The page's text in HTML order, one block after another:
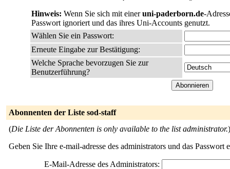
Hinweis: Wenn Sie sich mit eineruni-paderborn.de-
Passwort ignoriert und das ihres Uni-Accounts genutzt.
Wählen Sie ein Passwort:
Erneute Eingabe zur Bestätigung:
Welche Sprache bevorzugen Sie zur
Benutzerführung?
Abonnenten der Liste sod-staff
(Die Liste der Abonnenten is only available to the list administrator.)
Geben Sie Ihre e-mail-adresse des administrators und das
E-Mail-Adresse des Administrators: